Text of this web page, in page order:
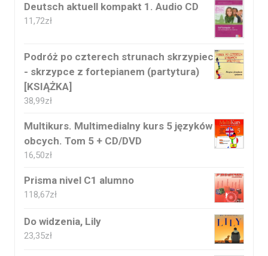
Deutsch aktuell kompakt 1. Audio CD
11,72zł
Podróż po czterech strunach skrzypiec
- skrzypce z fortepianem (partytura)
[KSIĄŻKA]
38,99zł
Multikurs. Multimedialny kurs 5 języków
obcych. Tom 5 + CD/DVD
16,50zł
Prisma nivel C1 alumno
118,67zł
Do widzenia, Lily
23,35zł